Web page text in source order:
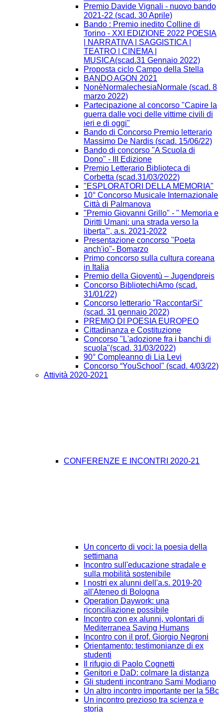
Premio Davide Vignali - nuovo bando
2021-22 (scad. 30 Aprile)
Bando : Premio inedito Colline di
Torino - XXI EDIZIONE 2022 POESIA
| NARRATIVA | SAGGISTICA |
TEATRO | CINEMA |
MUSICA(scad.31 Gennaio 2022)
Proposta ciclo Campo della Stella
BANDO AGON 2021
NonèNormalechesiaNormale (scad. 8
marzo 2022)
Partecipazione al concorso "Capire la
guerra dalle voci delle vittime civili di
ieri e di oggi"
Bando di Concorso Premio letterario
Massimo De Nardis (scad. 15/06/22)
Bando di concorso "A Scuola di
Dono" - III Edizione​
Premio Letterario Biblioteca di
Corbetta (scad.31/03/2022)
"ESPLORATORI DELLA MEMORIA"
10° Concorso Musicale Internazionale
Città di Palmanova
"Premio Giovanni Grillo" - " Memoria e
Diritti Umani: una strada verso la
liberta'", a.s. 2021-2022
Presentazione concorso "Poeta
anch'io"- Bomarzo
Primo concorso sulla cultura coreana
in Italia
Premio della Gioventù – Jugendpreis
Concorso BibliotechiAmo (scad.
31/01/22)
Concorso letterario "RaccontarSi"
(scad. 31 gennaio 2022)
PREMIO DI POESIA EUROPEO
Cittadinanza e Costituzione
Concorso "L'adozione fra i banchi di
scuola"(scad. 31/03/2022)
90° Compleanno di Lia Levi
Concorso “YouSchool" (scad. 4/03/22)
Attività 2020-2021
CONFERENZE E INCONTRI 2020-21
Un concerto di voci: la poesia della
settimana
Incontro sull'educazione stradale e
sulla mobilità sostenibile
I nostri ex alunni dell'a.s. 2019-20
all'Ateneo di Bologna
Operation Daywork: una
riconciliazione possibile
Incontro con ex alunni, volontari di
Mediterranea Saving Humans
Incontro con il prof. Giorgio Negroni
Orientamento: testimonianze di ex
studenti
Il rifugio di Paolo Cognetti
Genitori e DaD: colmare la distanza
Gli studenti incontrano Sami Modiano
Un altro incontro importante per la 5Bc
Un incontro prezioso tra scienza e
storia